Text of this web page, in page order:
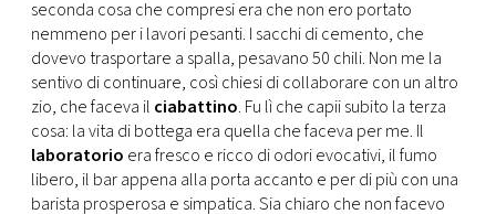
seconda cosa che compresi era che non ero portato
nemmeno per i lavori pesanti. I sacchi di cemento, che
dovevo trasportare a spalla, pesavano 50 chili. Non me la
sentivo di continuare, così chiesi di collaborare con un altro
zio, che faceva il ciabattino. Fu lì che capii subito la terza
cosa: la vita di bottega era quella che faceva per me. Il
laboratorio era fresco e ricco di odori evocativi, il fumo
libero, il bar appena alla porta accanto e per di più con una
barista prosperosa e simpatica. Sia chiaro che non facevo